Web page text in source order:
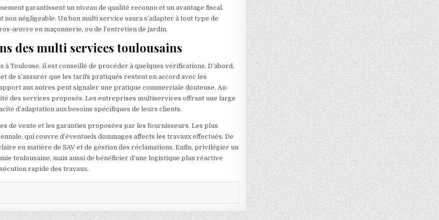
garantissent un niveau de qualité reconnu et un avantage fiscal.
négligeable. Un bon multi service saura s’adapter à tout type de
œuvre en maçonnerie, ou de l’entretien de jardin.
des multi services toulousains
Toulouse, il est conseillé de procéder à quelques vérifications. D’abord,
s’assurer que les tarifs pratiqués restent en accord avec les
aux autres peut signaler une pratique commerciale douteuse. Au-
des services proposés. Les entreprises multiservices offrant une large
d’adaptation aux besoins spécifiques de leurs clients.
de vente et les garanties proposées par les fournisseurs. Les plus
qui couvre d’éventuels dommages affects les travaux effectués. De
en matière de SAV et de gestion des réclamations. Enfin, privilégier un
toulousaine, mais aussi de bénéficier d’une logistique plus réactive
rapide des travaux.